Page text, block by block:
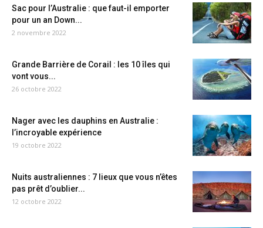
Sac pour l’Australie : que faut-il emporter
pour un an Down...
2 novembre 2022
Grande Barrière de Corail : les 10 îles qui
vont vous...
26 octobre 2022
Nager avec les dauphins en Australie :
l’incroyable expérience
19 octobre 2022
Nuits australiennes : 7 lieux que vous n’êtes
pas prêt d’oublier...
12 octobre 2022